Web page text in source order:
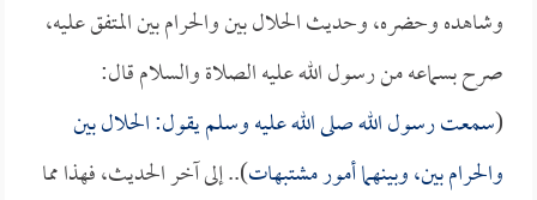
وشاهده وحضره، وحديث الحلال بين والحرام بين المتفق عليه،
صرح بسماعه من رسول الله عليه الصلاة والسلام قال:
(سمعت رسول الله صلى الله عليه وسلم يقول: الحلال بين
والحرام بين، وبينهما أمور مشتبهات).. إلى آخر الحديث، فهذا مما